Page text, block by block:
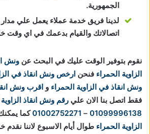
الجمهورية.
اتصالاتك والقيام بدعمك في اي وقت
نقوم بتوفير الوقت عليك في البحث عن ونش
الزاوية الحمراء فنحن ارخص ونش انقاذ في
ونش انقاذ في الزاوية الحمراء و اقرب ونش
فقط اتصل بنا الان علي رقم ونش انقاذ
01099996138
–
01002752271كما
الزاوية الحمراء